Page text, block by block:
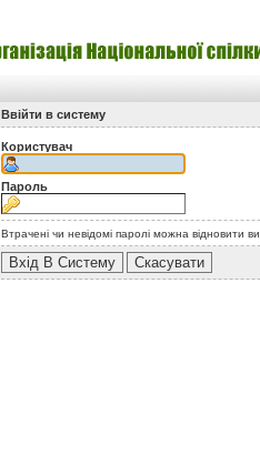
Ввійти в систему
Користувач
Пароль
Втрачені чи невідомі паролі можна відновити